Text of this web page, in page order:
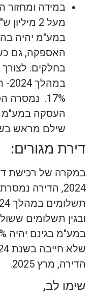
במידה ומחזור
מעל 2
במע"מ יהיה
האספקה, גם
בחלקים.
שילם מראש בשנת
דירת מגורים:
במקרה של רכישת
הדירה, מרץ 2025.
שימו לב,